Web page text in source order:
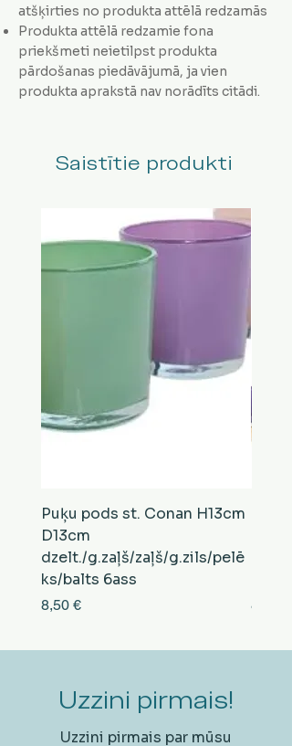
atšķirties no produkta attēlā redzamās
Produkta attēlā redzamie fona
priekšmeti neietilpst produkta
pārdošanas piedāvājumā, ja vien
produkta aprakstā nav norādīts citādi.
Saistītie produkti
Puķu pods st. Conan H13cm
D13cm
dzelt./g.zaļš/zaļš/g.zils/pelē
ks/balts 6ass
Cena
8,50 € Cena
8,50 €
Uzzini pirmais!
Uzzini pirmais par mūsu